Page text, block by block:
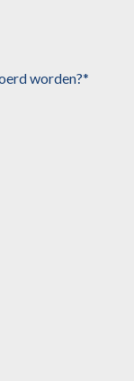
worden?*